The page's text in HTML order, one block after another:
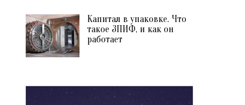
Капитал в упаковке. Что
такое ЗПИФ, и как он
работает